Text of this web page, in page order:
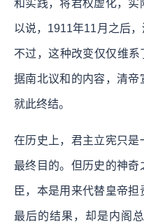
和实践，将君权虚化，
以说，1911年11月之后
不过，这种改变仅仅维
据南北议和的内容，清
就此终结。
在历史上，君主立宪只是
最终目的。但历史的神奇
臣，本是用来代替皇帝
最后的结果，却是内阁